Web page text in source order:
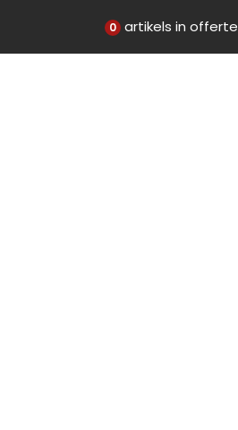
0 artikels in offerte